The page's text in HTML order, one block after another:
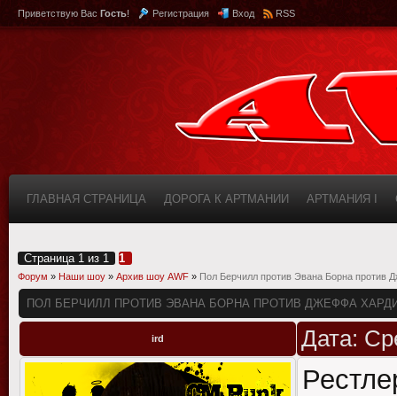
Приветствую Вас Гость! Регистрация Вход RSS
ГЛАВНАЯ СТРАНИЦА ДОРОГА К АРТМАНИИ АРТМАНИЯ I
Страница 1 из 1 1
Форум » Наши шоу » Архив шоу AWF » Пол Берчилл против Эвана Борна против
ПОЛ БЕРЧИЛЛ ПРОТИВ ЭВАНА БОРНА ПРОТИВ ДЖЕФФА
ird Дата: